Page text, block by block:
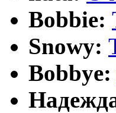
Bobbie:
Snowy:
Bobbye: